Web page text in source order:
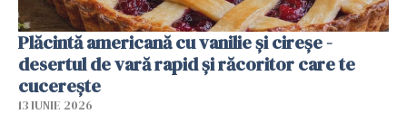
Plăcintă americană cu vanilie și cireșe -
desertul de vară rapid și răcoritor care te
cucerește
13 IUNIE 2026